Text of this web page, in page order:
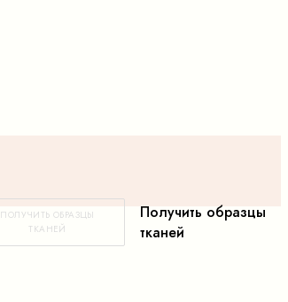
ПОЛУЧИТЬ ОБРАЗЦЫ
ТКАНЕЙ
Получить образцы
тканей